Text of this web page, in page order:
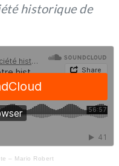
historique de
– Mario Robert